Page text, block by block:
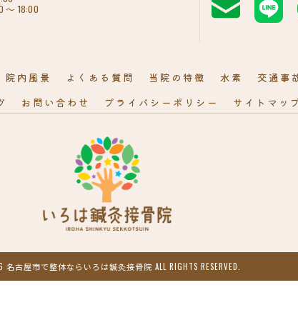
18:00
院内風景 よくある質問 当院の特徴 水素 交通事
お問い合わせ プライバシーポリシー サイトマッ
古屋市で整体ならいろは鍼灸接骨院 ALL RIGHTS RESERVED.